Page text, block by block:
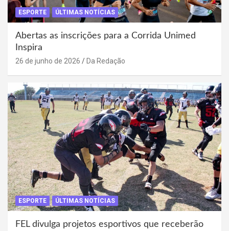
ESPORTE ÚLTIMAS NOTÍCIAS
Abertas as inscrições para a Corrida Unimed
Inspira
26 de junho de 2026 Da Redação
ESPORTE ÚLTIMAS NOTÍCIAS
FEL divulga projetos esportivos que receberão